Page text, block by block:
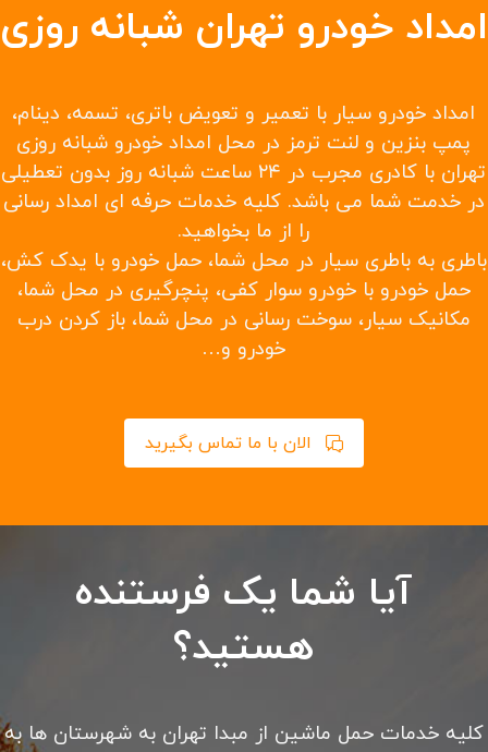
امداد خودرو تهران شبانه روزی
امداد خودرو سیار با تعمیر و تعویض باتری، تسمه، دینام،
پمپ بنزین و لنت ترمز در محل امداد خودرو شبانه روزی
تهران با کادری مجرب در ۲۴ ساعت شبانه روز بدون تعطیلی
در خدمت شما می باشد. کلیه خدمات حرفه ای امداد رسانی
را از ما بخواهید.
باطری به باطری سیار در محل شما، حمل خودرو با یدک کش،
حمل خودرو با خودرو سوار کفی، پنچرگیری در محل شما،
مکانیک سیار، سوخت رسانی در محل شما، باز کردن درب
خودرو و…
الان با ما تماس بگیرید
آیا شما یک فرستنده
هستید؟
کلیه خدمات حمل ماشین از مبدا تهران به شهرستان ها به